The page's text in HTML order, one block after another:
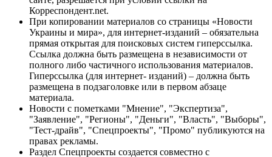
Корреспондент.net.
При копировании материалов со страницы «Новости
Украины и мира», для интернет-изданий – обязательна
прямая открытая для поисковых систем гиперссылка.
Ссылка должна быть размещена в независимости от
полного либо частичного использования материалов.
Гиперссылка (для интернет- изданий) – должна быть
размещена в подзаголовке или в первом абзаце
материала.
Новости с пометками "Мнение", "Экспертиза",
"Заявление", "Регионы", "Деньги", "Власть", "Выборы",
"Тест-драйв", "Спецпроекты", "Промо" публикуются на
правах рекламы.
Раздел Спецпроекты создается совместно с